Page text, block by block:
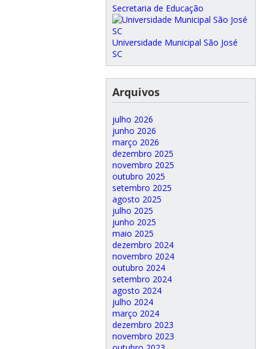
Secretaria de Educação
Universidade Municipal São José
SC
Arquivos
julho 2026
junho 2026
março 2026
dezembro 2025
novembro 2025
outubro 2025
setembro 2025
agosto 2025
julho 2025
junho 2025
maio 2025
dezembro 2024
novembro 2024
outubro 2024
setembro 2024
agosto 2024
julho 2024
março 2024
dezembro 2023
novembro 2023